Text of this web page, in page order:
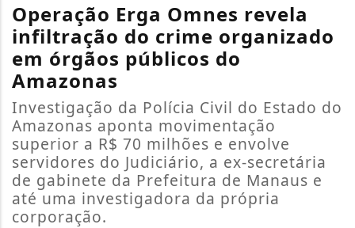
Operação Erga Omnes revela
infiltração do crime organizado
em órgãos públicos do
Amazonas
Investigação da Polícia Civil do Estado do
Amazonas aponta movimentação
superior a R$ 70 milhões e envolve
servidores do Judiciário, a ex-secretária
de gabinete da Prefeitura de Manaus e
até uma investigadora da própria
corporação.